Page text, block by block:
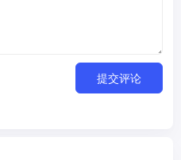
提交评论